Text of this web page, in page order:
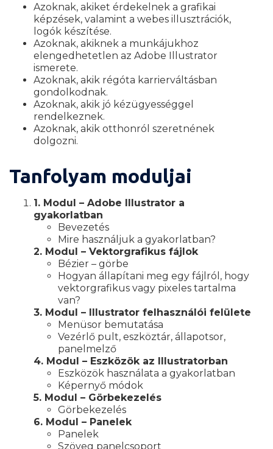
Azoknak, akiket érdekelnek a grafikai
képzések, valamint a webes illusztrációk,
logók készítése.
Azoknak, akiknek a munkájukhoz
elengedhetetlen az Adobe Illustrator
ismerete.
Azoknak, akik régóta karrierváltásban
gondolkodnak.
Azoknak, akik jó kézügyességgel
rendelkeznek.
Azoknak, akik otthonról szeretnének
dolgozni.
Tanfolyam moduljai
1. Modul – Adobe Illustrator a
gyakorlatban
Bevezetés
Mire használjuk a gyakorlatban?
2. Modul – Vektorgrafikus fájlok
Bézier – görbe
Hogyan állapítani meg egy fájlról, hogy
vektorgrafikus vagy pixeles tartalma
van?
3. Modul – Illustrator felhasználói felülete
Menüsor bemutatása
Vezérlő pult, eszköztár, állapotsor,
panelmelző
4. Modul – Eszközök az Illustratorban
Eszközök használata a gyakorlatban
Képernyő módok
5. Modul – Görbekezelés
Görbekezelés
6. Modul – Panelek
Panelek
Szöveg panelcsoport